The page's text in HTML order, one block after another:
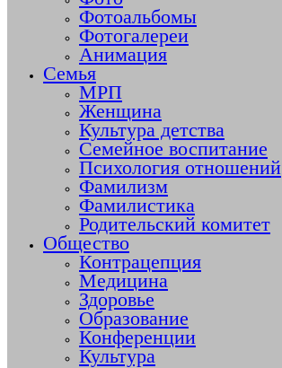
Фотоальбомы
Фотогалереи
Анимация
Семья
МРП
Женщина
Культура детства
Семейное воспитание
Психология отношений
Фамилизм
Фамилистика
Родительский комитет
Общество
Контрацепция
Медицина
Здоровье
Образование
Конференции
Культура